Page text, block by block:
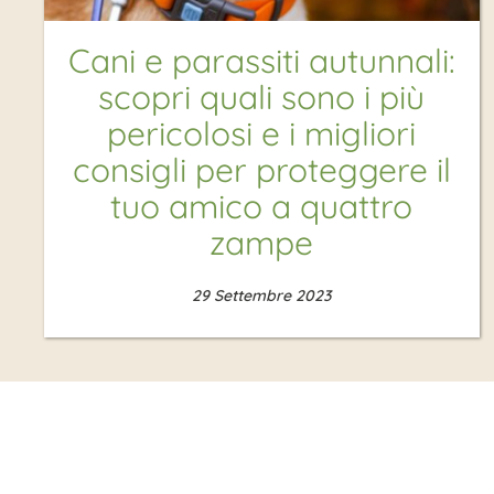
Cani e parassiti autunnali:
scopri quali sono i più
pericolosi e i migliori
consigli per proteggere il
tuo amico a quattro
zampe
29 Settembre 2023